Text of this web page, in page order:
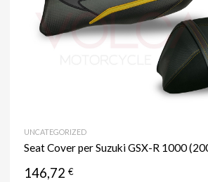
UNCATEGORIZED
Seat Cover per Suzuki GSX-R 1000
146,72 €